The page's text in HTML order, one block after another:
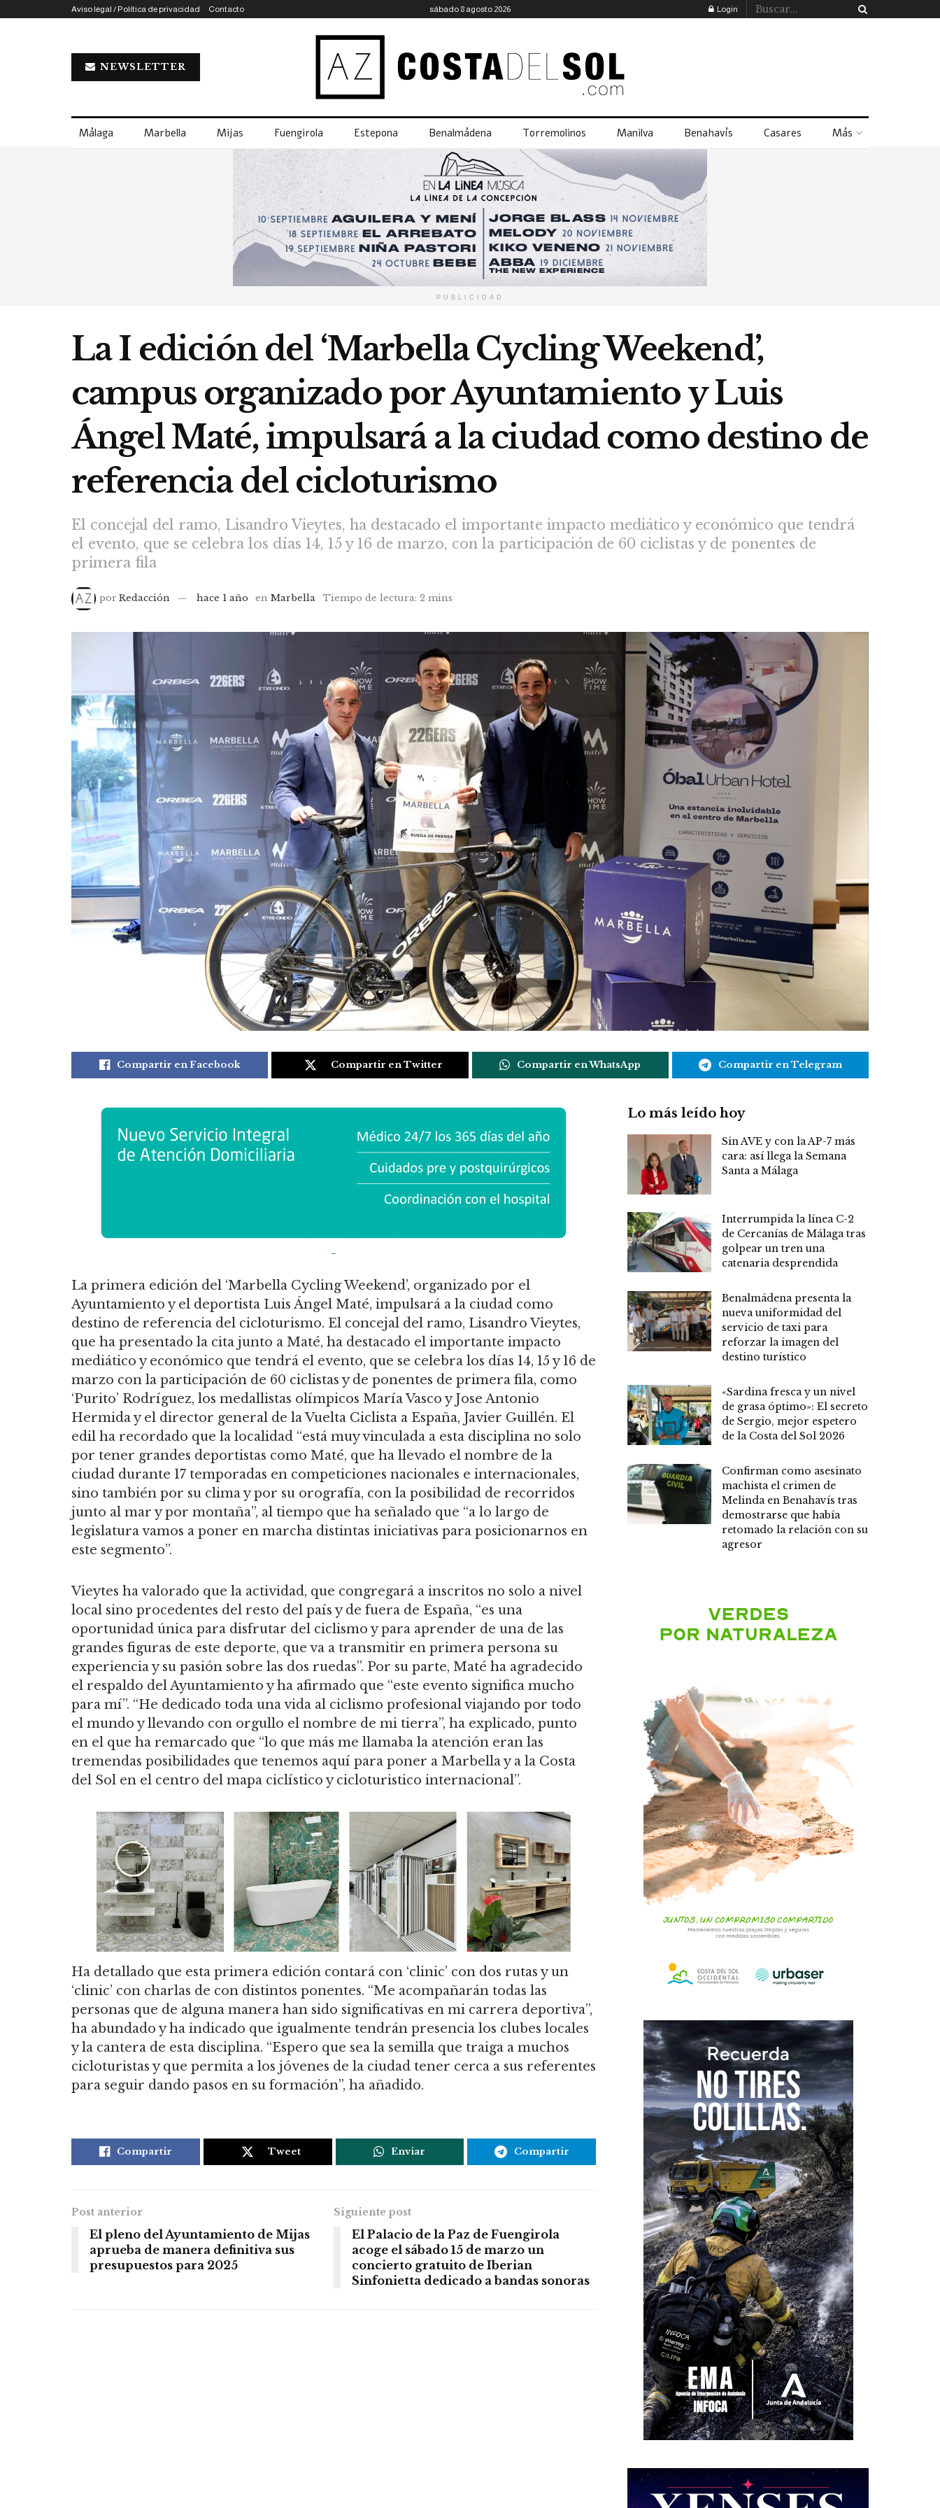
Aviso legal / Política de privacidad Contacto sábado 8 agosto 2026 Login
NEWSLETTER
Málaga Marbella Mijas Fuengirola Estepona Benalmádena Torremolinos Manilva Benahavís Casares Más
PUBLICIDAD
La I edición del ‘Marbella Cycling Weekend’,
campus organizado por Ayuntamiento y Luis
Ángel Maté, impulsará a la ciudad como destino de
referencia del cicloturismo
El concejal del ramo, Lisandro Vieytes, ha destacado el importante impacto mediático y económico que tendrá
el evento, que se celebra los días 14, 15 y 16 de marzo, con la participación de 60 ciclistas y de ponentes de
primera fila
por Redacción hace 1 año en Marbella Tiempo de lectura: 2 mins
Compartir en Facebook Compartir en Twitter Compartir en WhatsApp Compartir en Telegram
La primera edición del ‘Marbella Cycling Weekend’, organizado por el
Ayuntamiento y el deportista Luis Ángel Maté, impulsará a la ciudad como
destino de referencia del cicloturismo. El concejal del ramo, Lisandro Vieytes,
que ha presentado la cita junto a Maté, ha destacado el importante impacto
mediático y económico que tendrá el evento, que se celebra los días 14, 15 y 16 de
marzo con la participación de 60 ciclistas y de ponentes de primera fila, como
‘Purito’ Rodríguez, los medallistas olímpicos María Vasco y Jose Antonio
Hermida y el director general de la Vuelta Ciclista a España, Javier Guillén. El
edil ha recordado que la localidad “está muy vinculada a esta disciplina no solo
por tener grandes deportistas como Maté, que ha llevado el nombre de la
ciudad durante 17 temporadas en competiciones nacionales e internacionales,
sino también por su clima y por su orografía, con la posibilidad de recorridos
junto al mar y por montaña”, al tiempo que ha señalado que “a lo largo de
legislatura vamos a poner en marcha distintas iniciativas para posicionarnos en
este segmento”.
Vieytes ha valorado que la actividad, que congregará a inscritos no solo a nivel
local sino procedentes del resto del país y de fuera de España, “es una
oportunidad única para disfrutar del ciclismo y para aprender de una de las
grandes figuras de este deporte, que va a transmitir en primera persona su
experiencia y su pasión sobre las dos ruedas”. Por su parte, Maté ha agradecido
el respaldo del Ayuntamiento y ha afirmado que “este evento significa mucho
para mí”. “He dedicado toda una vida al ciclismo profesional viajando por todo
el mundo y llevando con orgullo el nombre de mi tierra”, ha explicado, punto
en el que ha remarcado que “lo que más me llamaba la atención eran las
tremendas posibilidades que tenemos aquí para poner a Marbella y a la Costa
del Sol en el centro del mapa ciclístico y cicloturistico internacional”.
Ha detallado que esta primera edición contará con ‘clinic’ con dos rutas y un
‘clinic’ con charlas de con distintos ponentes. “Me acompañarán todas las
personas que de alguna manera han sido significativas en mi carrera deportiva”,
ha abundado y ha indicado que igualmente tendrán presencia los clubes locales
y la cantera de esta disciplina. “Espero que sea la semilla que traiga a muchos
cicloturistas y que permita a los jóvenes de la ciudad tener cerca a sus referentes
para seguir dando pasos en su formación”, ha añadido.
Compartir Tweet Enviar Compartir
Post anterior
El pleno del Ayuntamiento de Mijas
aprueba de manera definitiva sus
presupuestos para 2025
Siguiente post
El Palacio de la Paz de Fuengirola
acoge el sábado 15 de marzo un
concierto gratuito de Iberian
Sinfonietta dedicado a bandas sonoras
Lo más leído hoy
Sin AVE y con la AP-7 más
cara: así llega la Semana
Santa a Málaga
Interrumpida la línea C-2
de Cercanías de Málaga tras
golpear un tren una
catenaria desprendida
Benalmádena presenta la
nueva uniformidad del
servicio de taxi para
reforzar la imagen del
destino turístico
«Sardina fresca y un nivel
de grasa óptimo»: El secreto
de Sergio, mejor espetero
de la Costa del Sol 2026
Confirman como asesinato
machista el crimen de
Melinda en Benahavís tras
demostrarse que había
retomado la relación con su
agresor